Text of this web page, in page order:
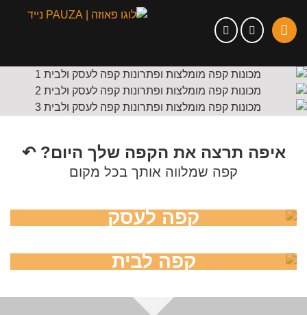
איפה תרצה את הקפה שלך היום? ↶
קפה שמלווה אותך בכל מקום
קפה לעסק
קפה לבית